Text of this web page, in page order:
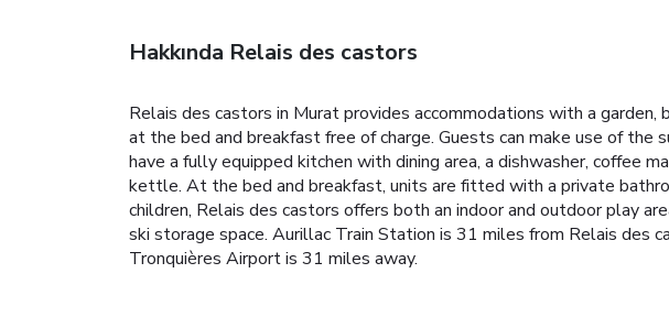
Hakkında Relais des castors
Relais des castors in Murat provides accommodations with a
at the bed and breakfast free of charge. Guests can make use of
have a fully equipped kitchen with dining area, a dishwasher, coffee
kettle. At the bed and breakfast, units are fitted with a private
children, Relais des castors offers both an indoor and outdoor play
ski storage space. Aurillac Train Station is 31 miles from Relais des
Tronquières Airport is 31 miles away.